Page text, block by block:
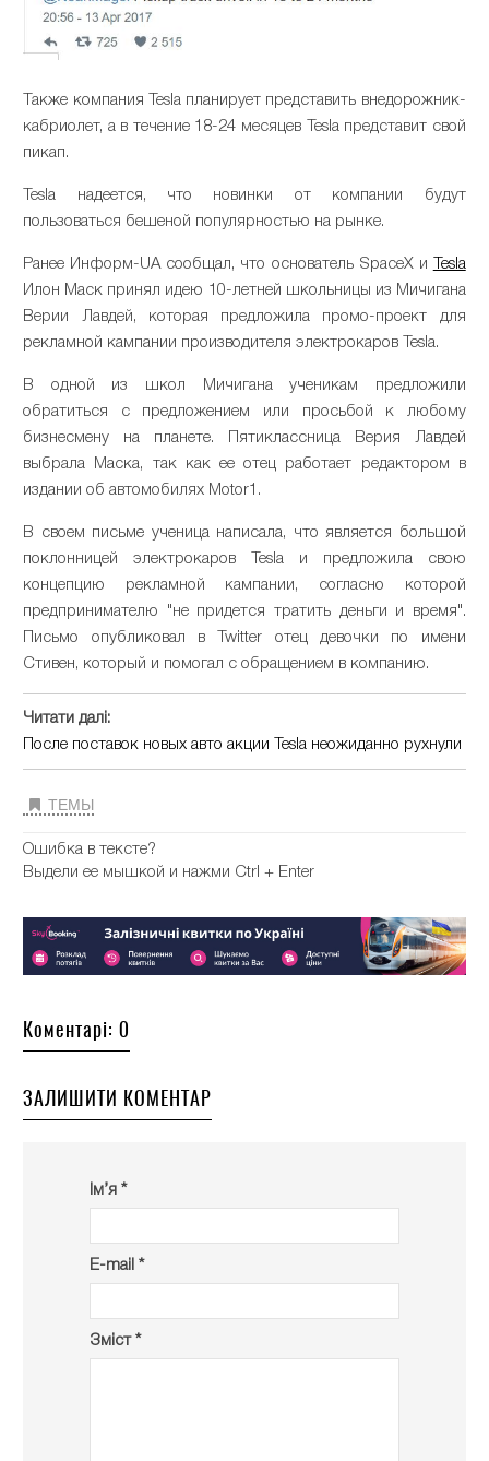
Также компания Tesla планирует представить внедорожник-
кабриолет, а в течение 18-24 месяцев Tesla представит свой
пикап.
Tesla надеется, что новинки от компании будут
пользоваться бешеной популярностью на рынке.
Ранее Информ-UA сообщал, что основатель SpaceX и
Tesla
Илон Маск принял идею 10-летней школьницы из Мичигана
Верии Лавдей, которая предложила промо-проект для
рекламной кампании производителя электрокаров Tesla.
В одной из школ Мичигана ученикам предложили
обратиться с предложением или просьбой к любому
бизнесмену на планете. Пятиклассница Верия Лавдей
выбрала Маска, так как ее отец работает редактором в
издании об автомобилях Motor1.
В своем письме ученица написала, что является большой
поклонницей электрокаров Tesla и предложила свою
концепцию рекламной кампании, согласно которой
предпринимателю "не придется тратить деньги и время".
Письмо опубликовал в Twitter отец девочки по имени
Стивен, который и помогал с обращением в компанию.
Читати далі:
После поставок новых авто акции Tesla неожиданно рухнули
ТЕМЫ
Ошибка в тексте?
Выдели ее мышкой и нажми Ctrl + Enter
Коментарі: 0
ЗАЛИШИТИ КОМЕНТАР
Ім’я *
E-mail *
Зміст *